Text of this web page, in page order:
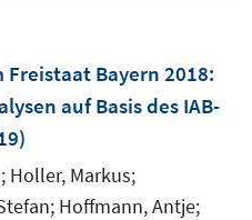
Bayern 2018:
auf Basis des IAB-
Holler, Markus;
Hoffmann, Antje;